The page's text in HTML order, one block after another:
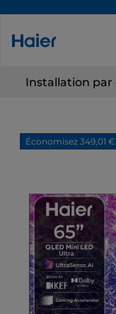
Installation par
Économisez 349,01 €